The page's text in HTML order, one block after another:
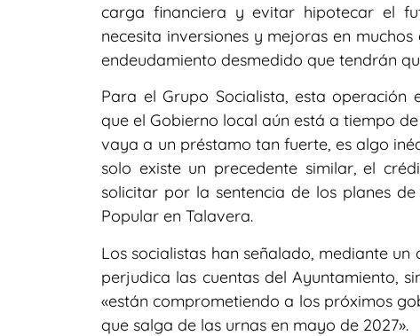
carga financiera y evitar hipotecar el
necesita inversiones y mejoras en
endeudamiento desmedido que tendrán
Para el Grupo Socialista, esta
que el Gobierno local aún está a tiempo
vaya a un préstamo tan fuerte, es algo
solo existe un precedente similar, el
solicitar por la sentencia de los planes
Popular en Talavera.
Los socialistas han señalado, mediante
perjudica las cuentas del Ayuntamiento,
«están comprometiendo a los próximos
que salga de las urnas en mayo de 2027».